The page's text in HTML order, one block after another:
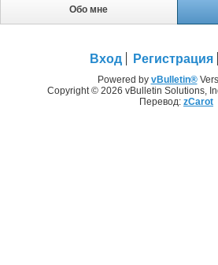
Обо мне
Вход Регистрация
Powered by vBulletin®
Copyright © 2026 vBulletin Solutions,
Перевод: zCarot